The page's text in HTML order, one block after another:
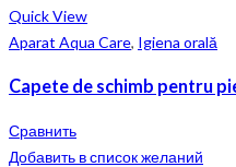
Quick View
Aparat Aqua Care, Igiena orală
Capete de schimb pentru
Сравнить
Добавить в список желаний